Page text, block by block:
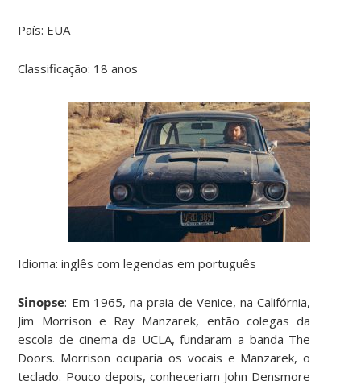
País: EUA
Classificação: 18 anos
Idioma: inglês com legendas em português
Sinopse: Em 1965, na praia de Venice, na Califórnia,
Jim Morrison e Ray Manzarek, então colegas da
escola de cinema da UCLA, fundaram a banda The
Doors. Morrison ocuparia os vocais e Manzarek, o
teclado. Pouco depois, conheceriam John Densmore